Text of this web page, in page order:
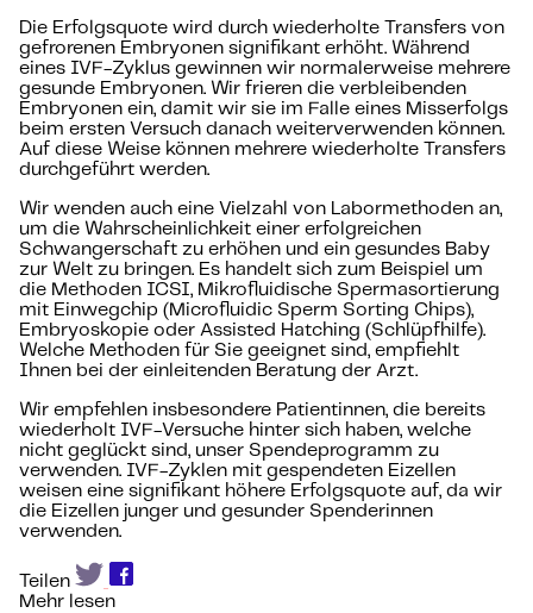
Die Erfolgsquote wird durch wiederholte Transfers von
gefrorenen Embryonen signifikant erhöht. Während
eines IVF-Zyklus gewinnen wir normalerweise mehrere
gesunde Embryonen. Wir frieren die verbleibenden
Embryonen ein, damit wir sie im Falle eines Misserfolgs
beim ersten Versuch danach weiterverwenden können.
Auf diese Weise können mehrere wiederholte Transfers
durchgeführt werden.
Wir wenden auch eine Vielzahl von Labormethoden an,
um die Wahrscheinlichkeit einer erfolgreichen
Schwangerschaft zu erhöhen und ein gesundes Baby
zur Welt zu bringen. Es handelt sich zum Beispiel um
die Methoden ICSI, Mikrofluidische Spermasortierung
mit Einwegchip (Microfluidic Sperm Sorting Chips),
Embryoskopie oder Assisted Hatching (Schlüpfhilfe).
Welche Methoden für Sie geeignet sind, empfiehlt
Ihnen bei der einleitenden Beratung der Arzt.
Wir empfehlen insbesondere Patientinnen, die bereits
wiederholt IVF-Versuche hinter sich haben, welche
nicht geglückt sind, unser Spendeprogramm zu
verwenden. IVF-Zyklen mit gespendeten Eizellen
weisen eine signifikant höhere Erfolgsquote auf, da wir
die Eizellen junger und gesunder Spenderinnen
verwenden.
Teilen
Mehr lesen